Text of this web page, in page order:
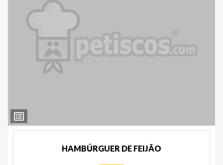
Ver
Ingredientes
HAMBÚRGUER DE FEIJÃO